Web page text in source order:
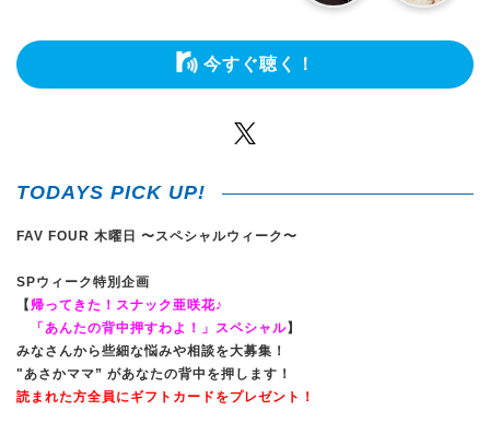
今すぐ聴く！
TODAYS PICK UP!
FAV FOUR 木曜日 〜スペシャルウィーク〜
SPウィーク特別企画
【帰ってきた！スナック亜咲花♪
「あんたの背中押すわよ！」スペシャル】
みなさんから些細な悩みや相談を大募集！
"あさかママ” があなたの背中を押します！
読まれた方全員にギフトカードをプレゼント！